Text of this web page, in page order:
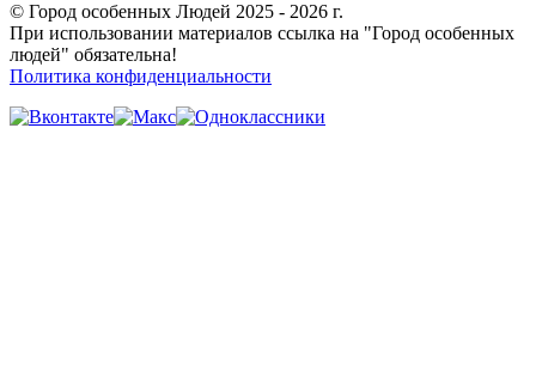
© Город особенных Людей 2025 - 2026 г.
При использовании материалов ссылка на "Город особенных
людей" обязательна!
Политика конфиденциальности